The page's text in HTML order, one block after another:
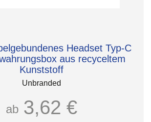
Headset Typ-C
aus recyceltem
Kunststoff
Unbranded
ab 3,62 €